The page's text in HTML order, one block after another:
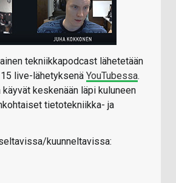
tekniikkapodcast lähetetään
live-lähetyksenä YouTubessa.
käyvät keskenään läpi kuluneen
tietotekniikka- ja
kuunneltavissa: